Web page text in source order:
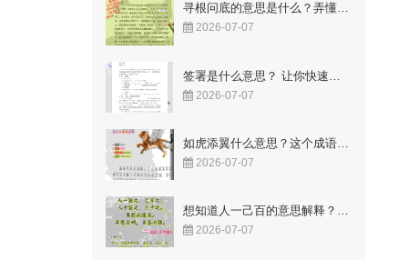
寻根问底的意思是什么？弄懂这两个字让你豁然开朗！
2026-07-07
2026-07-07
2026-07-07
想知道人一己百的意思解释？这几点让你一看就懂！
2026-07-07